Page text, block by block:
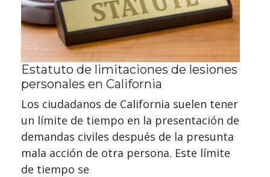
Estatuto de limitaciones de lesiones
personales en California
Los ciudadanos de California suelen tener
un límite de tiempo en la presentación de
demandas civiles después de la presunta
mala acción de otra persona. Este límite
de tiempo se